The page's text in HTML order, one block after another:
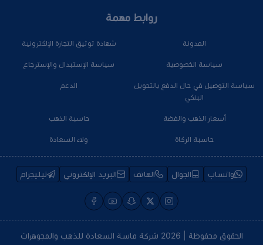
روابط مهمة
المدونة شهادة توثيق التجارة الإلكترونية
سياسة الخصوصية سياسة الإستبدال والإسترجاع
سياسة التوصيل في حال الدفع بالتحويل
البنكي
الدعم
أسعار الذهب والفضة حاسبة الذهب
حاسبة الزكاة ولاء السعادة
واتساب الجوال الهاتف البريد الإلكتروني تيليجرام
الحقوق محفوظة | 2026 شركة ماسة السعادة للذهب والمجوهرات